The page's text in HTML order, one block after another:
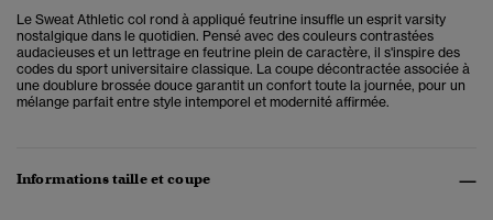
Le Sweat Athletic col rond à appliqué feutrine insuffle un esprit varsity
nostalgique dans le quotidien. Pensé avec des couleurs contrastées
audacieuses et un lettrage en feutrine plein de caractère, il s'inspire des
codes du sport universitaire classique. La coupe décontractée associée à
une doublure brossée douce garantit un confort toute la journée, pour un
mélange parfait entre style intemporel et modernité affirmée.
Informations taille et coupe